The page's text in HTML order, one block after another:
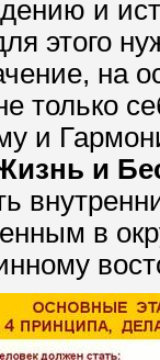
и
этого
на
только
и
и
в